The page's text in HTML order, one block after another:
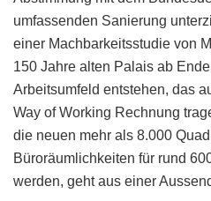
umfassenden Sanierung
einer Machbarkeitsstudie von
150 Jahre alten Palais ab
Arbeitsumfeld entstehen, das
Way of Working Rechnung
die neuen mehr als 8.000
Büroräumlichkeiten für rund
werden, geht aus einer